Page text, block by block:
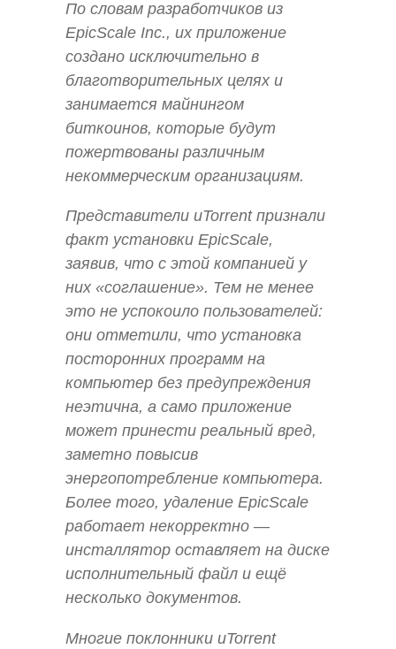
По словам разработчиков из
EpicScale Inc., их приложение
создано исключительно в
благотворительных целях и
занимается майнингом
биткоинов, которые будут
пожертвованы различным
некоммерческим организациям.
Представители uTorrent признали
факт установки EpicScale,
заявив, что с этой компанией у
них «соглашение». Тем не менее
это не успокоило пользователей:
они отметили, что установка
посторонних программ на
компьютер без предупреждения
неэтична, а само приложение
может принести реальный вред,
заметно повысив
энергопотребление компьютера.
Более того, удаление EpicScale
работает некорректно —
инсталлятор оставляет на диске
исполнительный файл и ещё
несколько документов.
Многие поклонники uTorrent